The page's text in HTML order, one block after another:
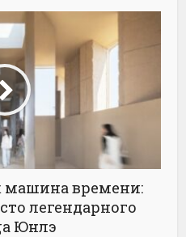
машина времени:
легендарного
Юнлэ